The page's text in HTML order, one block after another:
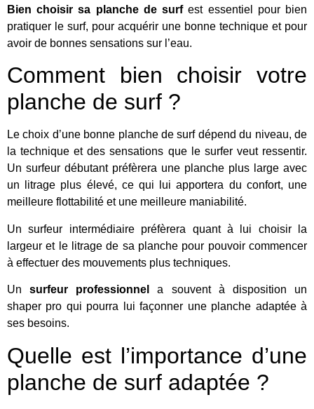
Bien choisir sa planche de surfest essentiel pour bien
pratiquer le surf, pour acquérir une bonne technique et pour
avoir de bonnes sensations sur l’eau.
Comment bien choisir votre
planche de surf ?
Le choix d’une bonne planche de surf dépend du niveau, de
la technique et des sensations que le surfer veut ressentir.
Un surfeur débutant préfèrera une planche plus large avec
un litrage plus élevé, ce qui lui apportera du confort, une
meilleure flottabilité et une meilleure maniabilité.
Un surfeur intermédiaire préfèrera quant à lui choisir la
largeur et le litrage de sa planche pour pouvoir commencer
à effectuer des mouvements plus techniques.
Unsurfeur professionnel
a souvent à disposition un
shaper pro qui pourra lui façonner une planche adaptée à
ses besoins.
Quelle est l’importance d’une
planche de surf adaptée ?